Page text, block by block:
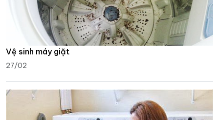
Vệ sinh máy giặt
27/02